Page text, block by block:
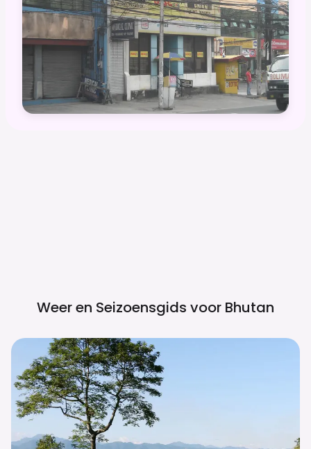
Weer en Seizoensgids voor Bhutan